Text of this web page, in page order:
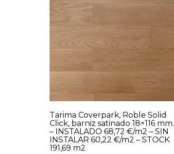
Tarima Coverpark, Roble Solid
Click, barniz satinado 18×116 mm.
– INSTALADO 68,72 €/m2 – SIN
INSTALAR 60,22 €/m2 – STOCK
191,69 m2